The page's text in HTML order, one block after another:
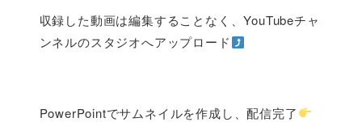
収録した動画は編集することなく、YouTubeチャ
ンネルのスタジオへアップロード
PowerPointでサムネイルを作成し、配信完了